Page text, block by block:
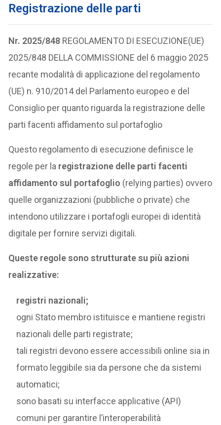
Registrazione delle parti
Nr. 2025/848 REGOLAMENTO DI ESECUZIONE(UE)
2025/848 DELLA COMMISSIONE del 6 maggio 2025
recante modalità di applicazione del regolamento
(UE) n. 910/2014 del Parlamento europeo e del
Consiglio per quanto riguarda la registrazione delle
parti facenti affidamento sul portafoglio
Questo regolamento di esecuzione definisce le
regole per la registrazione delle parti facenti
affidamento sul portafoglio (relying parties) ovvero
quelle organizzazioni (pubbliche o private) che
intendono utilizzare i portafogli europei di identità
digitale per fornire servizi digitali.
Queste regole sono strutturate su più azioni
realizzative:
registri nazionali;
ogni Stato membro istituisce e mantiene registri
nazionali delle parti registrate;
tali registri devono essere accessibili online sia in
formato leggibile sia da persone che da sistemi
automatici;
sono basati su interfacce applicative (API)
comuni per garantire l’interoperabilità